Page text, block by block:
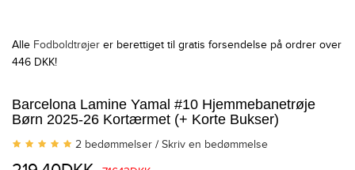
Alle Fodboldtrøjer er berettiget til gratis forsendelse på ordrer over
446 DKK!
Barcelona Lamine Yamal #10 Hjemmebanetrøje
Børn 2025-26 Kortærmet (+ Korte Bukser)
2 bedømmelser / Skriv en bedømmelse